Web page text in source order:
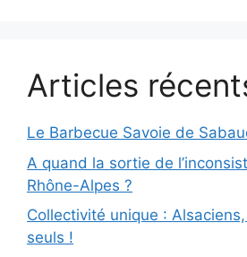
Articles
Le Barbecue Savoie de
A quand la sortie de
Rhône-Alpes ?
Collectivité unique : Alsaciens,
seuls !